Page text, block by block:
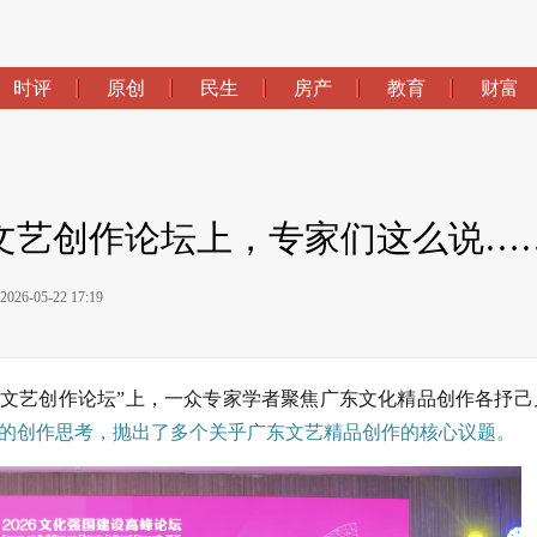
时评 原创 民生 房产 教育 财富
艺创作论坛上，专家们这么说
05-22 17:19
艺创作论坛”上，一众专家学者聚焦广东文化精品创作各抒
作思考，抛出了多个关乎广东文艺精品创作的核心议题。